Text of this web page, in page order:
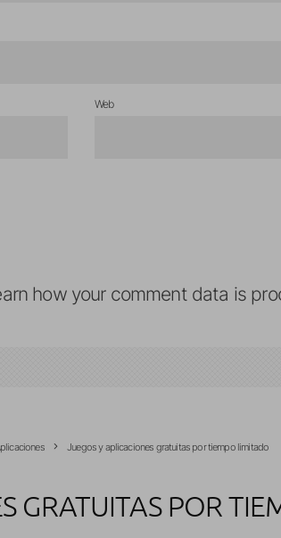
Web
how your comment data is
Juegos y aplicaciones gratuitas por tiempo limitado
GRATUITAS POR